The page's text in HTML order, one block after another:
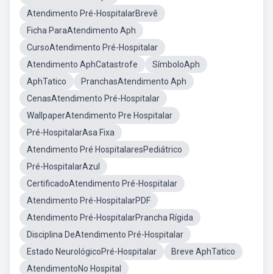
Atendimento Pré-HospitalarBrevê
Ficha ParaAtendimento Aph
CursoAtendimento Pré-Hospitalar
Atendimento AphCatastrofe
SímboloAph
AphTatico
PranchasAtendimento Aph
CenasAtendimento Pré-Hospitalar
WallpaperAtendimento Pre Hospitalar
Pré-HospitalarAsa Fixa
Atendimento Pré HospitalaresPediátrico
Pré-HospitalarAzul
CertificadoAtendimento Pré-Hospitalar
Atendimento Pré-HospitalarPDF
Atendimento Pré-HospitalarPrancha Rígida
Disciplina DeAtendimento Pré-Hospitalar
Estado NeurológicoPré-Hospitalar
Breve AphTatico
AtendimentoNo Hospital